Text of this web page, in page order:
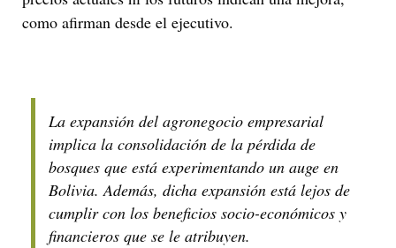
como afirman desde el ejecutivo.
La expansión del agronegocio empresarial
implica la consolidación de la pérdida de
bosques que está experimentando un auge en
Bolivia. Además, dicha expansión está lejos de
cumplir con los beneficios socio-económicos y
financieros que se le atribuyen.